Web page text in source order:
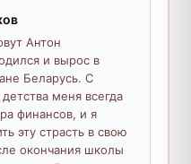
Антон
и вырос в
Беларусь. С
меня всегда
финансов, и я
эту страсть в свою
окончания школы